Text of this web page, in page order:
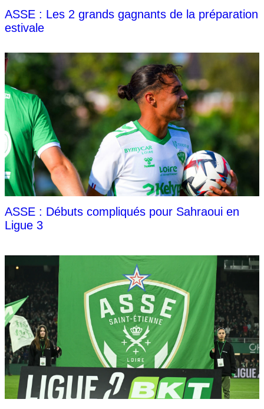
ASSE : Les 2 grands gagnants de la préparation
estivale
ASSE : Débuts compliqués pour Sahraoui en
Ligue 3